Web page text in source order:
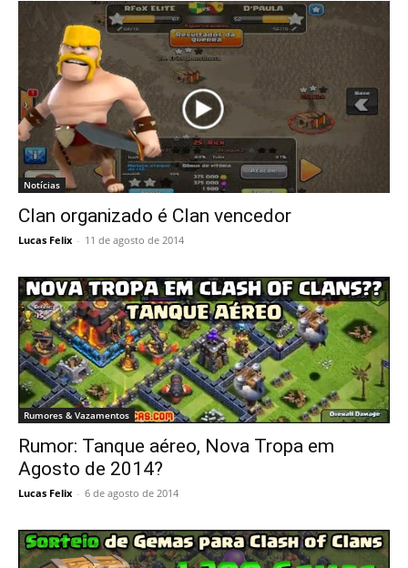
Notícias
Clan organizado é Clan vencedor
Lucas Felix - 11 de agosto de 2014
Rumores & Vazamentos
Rumor: Tanque aéreo, Nova Tropa em
Agosto de 2014?
Lucas Felix - 6 de agosto de 2014